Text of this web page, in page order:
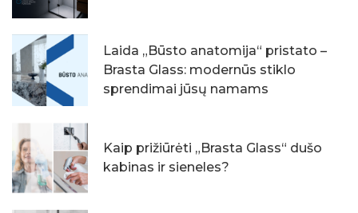
Laida „Būsto anatomija“ pristato –
Brasta Glass: modernūs stiklo
sprendimai jūsų namams
Kaip prižiūrėti „Brasta Glass“ dušo
kabinas ir sieneles?